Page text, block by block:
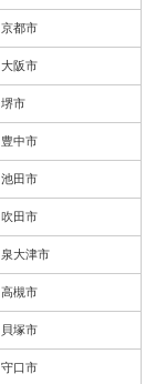
京都市
大阪市
堺市
豊中市
池田市
吹田市
泉大津市
高槻市
貝塚市
守口市